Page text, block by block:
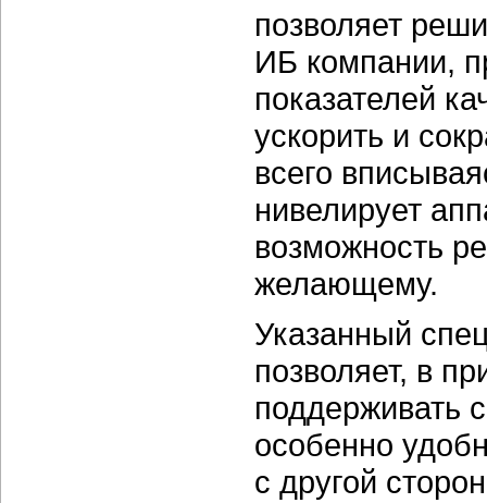
позволяет
ИБ компании,
показателей
ускорить и
всего
нивелирует
возможность
желающему.
Указанный
позволяет, в
поддерживать
особенно
с другой